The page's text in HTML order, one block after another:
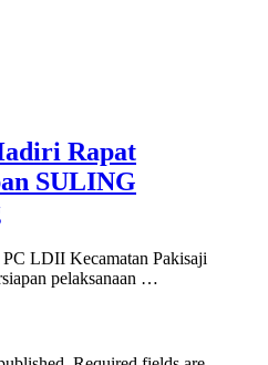
Rapat
SULING
LDII Kecamatan Pakisaji
pelaksanaan …